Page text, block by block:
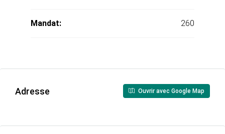
Mandat: 260
Adresse Ouvrir avec Google Map